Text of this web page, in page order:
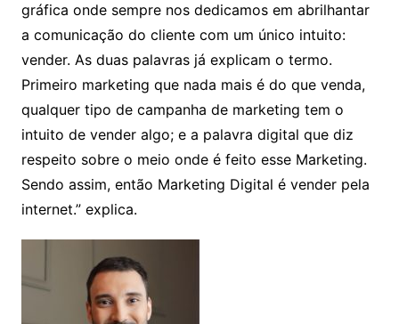
gráfica onde sempre nos dedicamos em abrilhantar
a comunicação do cliente com um único intuito:
vender. As duas palavras já explicam o termo.
Primeiro marketing que nada mais é do que venda,
qualquer tipo de campanha de marketing tem o
intuito de vender algo; e a palavra digital que diz
respeito sobre o meio onde é feito esse Marketing.
Sendo assim, então Marketing Digital é vender pela
internet.” explica.